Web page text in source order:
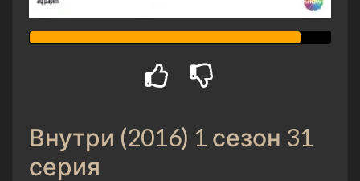
Внутри (2016) 1 сезон 31
серия